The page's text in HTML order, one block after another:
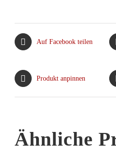
Optionen
gewählt
Auf Facebook teilen
Produkt anpinnen
Ähnliche